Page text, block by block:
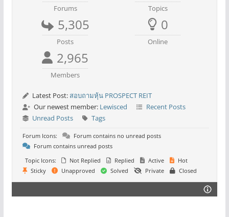
Forums Topics
5,305
Posts
0
Online
2,965
Members
Latest Post: สอบถามหุ้น PROSPECT REIT
Our newest member: Lewisced
Recent Posts
Unread Posts
Tags
Forum Icons:
Forum contains no unread posts
Forum contains unread posts
Topic Icons:
Not Replied Replied Active
Hot
Sticky
Unapproved Solved Private Closed